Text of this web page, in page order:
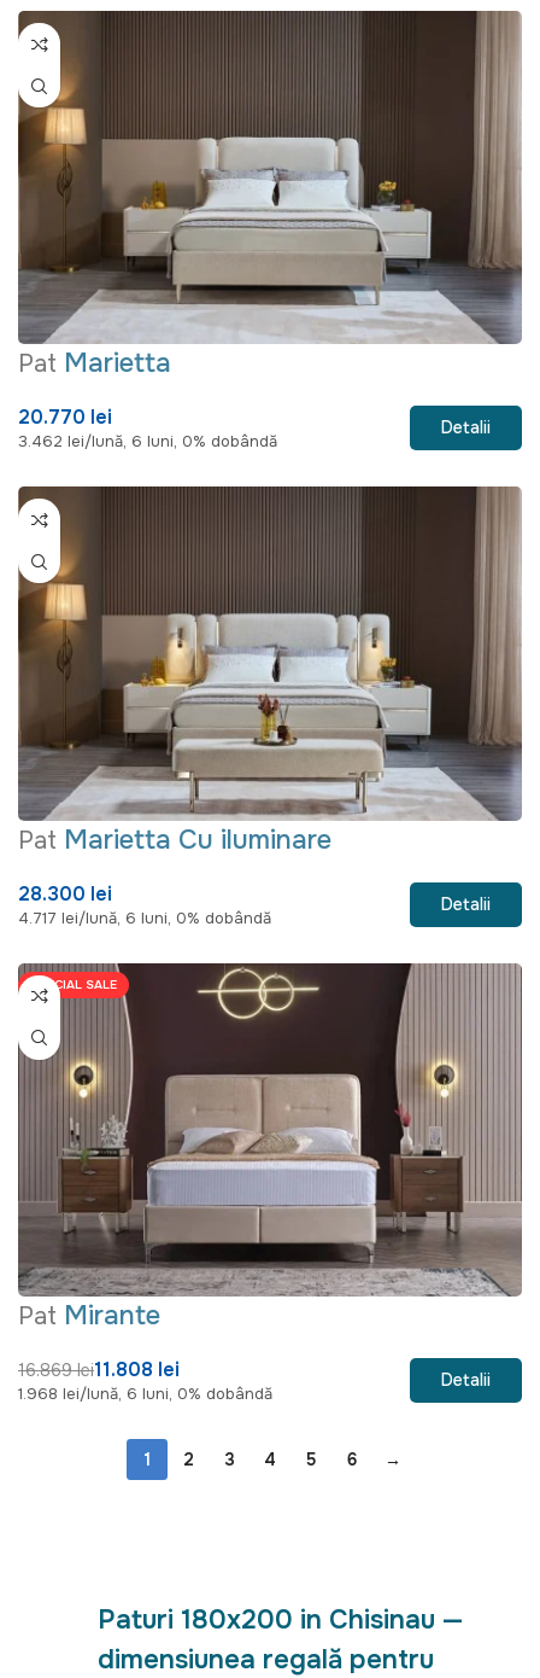
Pat Marietta
20.770 lei
3.462 lei/lună, 6 luni, 0% dobândă
Detalii
Pat Marietta Cu iluminare
28.300 lei
4.717 lei/lună, 6 luni, 0% dobândă
Detalii
SPECIAL SALE
Pat Mirante
16.869 lei11.808 lei
1.968 lei/lună, 6 luni, 0% dobândă
Detalii
1 2 3 4 5 6 →
Paturi 180x200 in Chisinau —
dimensiunea regală pentru